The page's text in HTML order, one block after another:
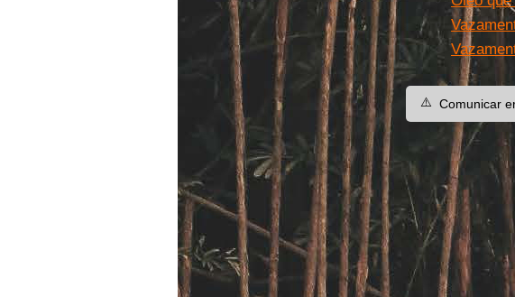
⚠️ Comunicar